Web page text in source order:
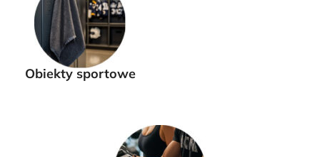
Obiekty sportowe